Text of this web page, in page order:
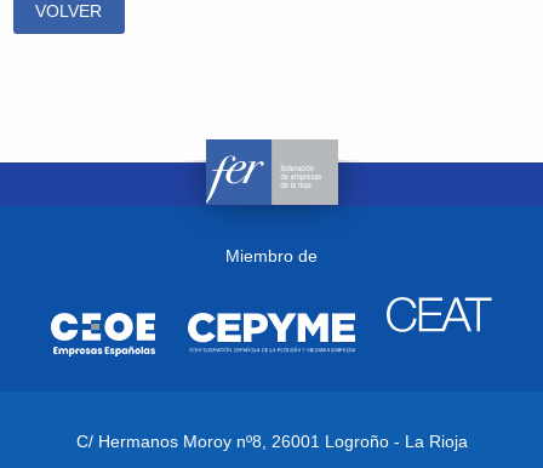
VOLVER
Miembro de
C/ Hermanos Moroy nº8, 26001 Logroño - La Rioja